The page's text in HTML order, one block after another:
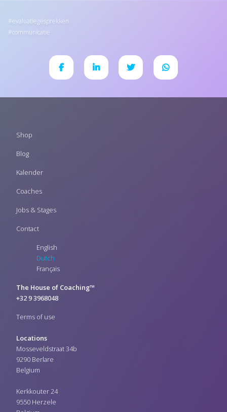
evaluatiegesprekken
communicatie
Footer
Shop
Blog
Kalender
Coaches
Jobs & Stages
Contact
English
Dutch
Français
The House of Coaching™
+32 9 3968048
Terms of use
Locations
Mosseveldstraat 34b
9290 Berlare
Belgium
Kerkkouter 24
9550 Herzele